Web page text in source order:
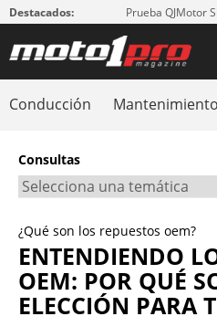
Destacados: Prueba QJMotor
Conducción Mantenimiento
Consultas
¿Qué son los repuestos oem?
ENTENDIENDO
OEM: POR QUÉ
ELECCIÓN PARA